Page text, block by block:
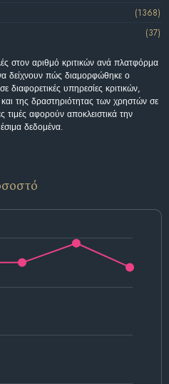
(1368)
(37)
στον αριθμό κριτικών ανά πλατφόρμα
δείχνουν πώς διαμορφώθηκε ο
διαφορετικές υπηρεσίες κριτικών,
της δραστηριότητας των χρηστών σε
αφορούν αποκλειστικά την
δεδομένα.